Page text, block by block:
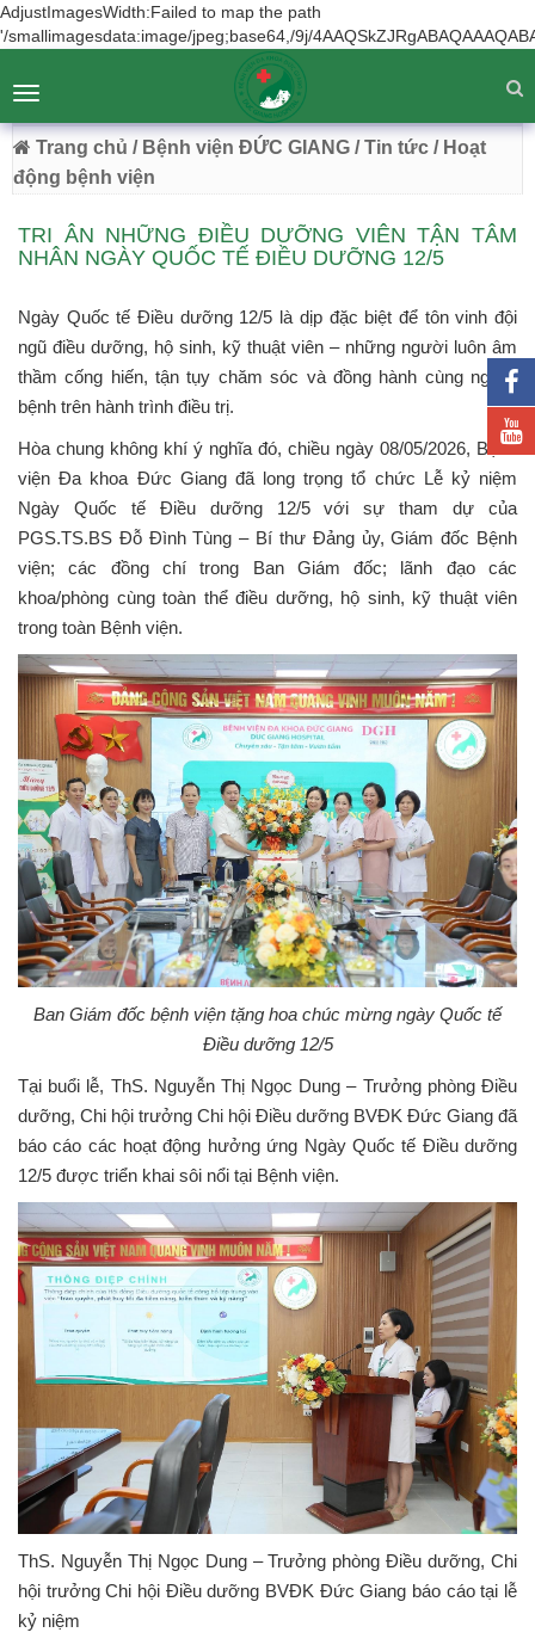
AdjustImagesWidth:Failed to map the path
'/smallimagesdata:image/jpeg;base64,/9j/
BỆNH VIỆN ĐA KHOA ĐỨC GIANG
Chuyên Sâu - Tận Tâm - Vươn Tầm
54 Trường Lâm, Việt Hưng, Hà Nội
Toggle
navigation
Trang chủ / Bệnh viện ĐỨC GIANG / Tin tức / Hoạt
động bệnh viện
TRI ÂN NHỮNG ĐIỀU DƯỠNG VIÊN TẬN TÂM
NHÂN NGÀY QUỐC TẾ ĐIỀU DƯỠNG 12/5
Ngày Quốc tế Điều dưỡng 12/5 là dịp đặc biệt để tôn vinh đội
ngũ điều dưỡng, hộ sinh, kỹ thuật viên – những người luôn âm
thầm cống hiến, tận tụy chăm sóc và đồng hành cùng người
bệnh trên hành trình điều trị.
Hòa chung không khí ý nghĩa đó, chiều ngày 08/05/2026, Bệnh
viện Đa khoa Đức Giang đã long trọng tổ chức Lễ kỷ niệm
Ngày Quốc tế Điều dưỡng 12/5 với sự tham dự của
PGS.TS.BS Đỗ Đình Tùng – Bí thư Đảng ủy, Giám đốc Bệnh
viện; các đồng chí trong Ban Giám đốc; lãnh đạo các
khoa/phòng cùng toàn thể điều dưỡng, hộ sinh, kỹ thuật viên
trong toàn Bệnh viện.
Ban Giám đốc bệnh viện tặng hoa chúc mừng ngày Quốc tế
Điều dưỡng 12/5
Tại buổi lễ, ThS. Nguyễn Thị Ngọc Dung – Trưởng phòng Điều
dưỡng, Chi hội trưởng Chi hội Điều dưỡng BVĐK Đức Giang đã
báo cáo các hoạt động hưởng ứng Ngày Quốc tế Điều dưỡng
12/5 được triển khai sôi nổi tại Bệnh viện.
ThS. Nguyễn Thị Ngọc Dung – Trưởng phòng Điều dưỡng, Chi
hội trưởng Chi hội Điều dưỡng BVĐK Đức Giang báo cáo tại lễ
kỷ niệm